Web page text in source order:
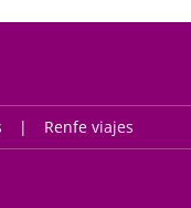
Renfe viajes